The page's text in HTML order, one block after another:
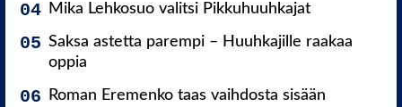
Mika Lehkosuo valitsi Pikkuhuuhkajat
Saksa astetta parempi – Huuhkajille raakaa
oppia
Roman Eremenko taas vaihdosta sisään